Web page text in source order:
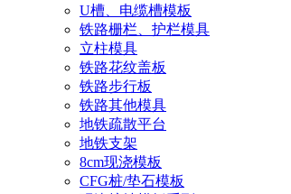
U槽、电缆槽模板
铁路栅栏、护栏模具
立柱模具
铁路花纹盖板
铁路步行板
铁路其他模具
地铁疏散平台
地铁支架
8cm现浇模板
CFG桩/垫石模板